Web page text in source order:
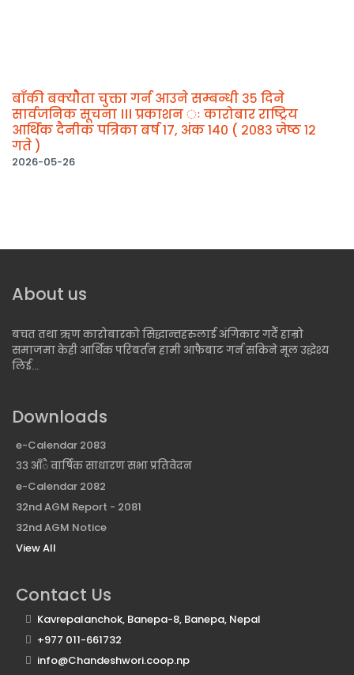
बाँकी बक्योैता चुक्ता गर्न आउने सम्बन्धी ३५ दिने
सार्वजनिक सूचना ।।। प्रकाशन ः कारोबार राष्ट्रिय
आर्थिक दैनीक पत्रिका बर्ष १७, अंक १४० ( २०८३ जेष्ठ १२
गते )
2026-05-26
About us
बचत तथा ऋण कारोबारको सिद्धान्तहरुलाई अंगिकार गर्दै हाम्रो
समाजमा केही आर्थिक परिबर्तन हामी आफैबाट गर्न सकिने मूल उद्धेश्य
लिई...
Downloads
e-Calendar 2083
३३ आँै वार्षिक साधारण सभा प्रतिवेदन
e-Calendar 2082
32nd AGM Report - 2081
32nd AGM Notice
View All
Contact Us
Kavrepalanchok, Banepa-8, Banepa, Nepal
+977 011-661732
info@Chandeshwori.coop.np